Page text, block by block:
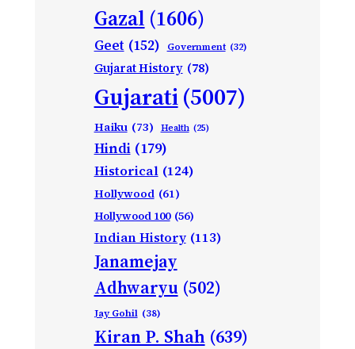
Gazal (1606)
Geet (152) Government (32)
Gujarat History (78)
Gujarati(5007)
Haiku (73) Health (25)
Hindi (179)
Historical (124)
Hollywood (61)
Hollywood 100 (56)
Indian History (113)
Janamejay
Adhwaryu (502)
Jay Gohil (38)
Kiran P. Shah (639)